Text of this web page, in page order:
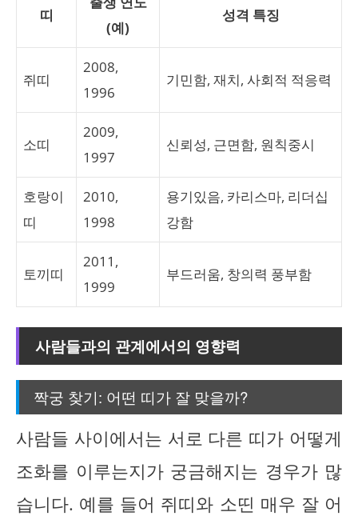
띠
(예)
성격 특징
쥐띠
2008,
1996
기민함, 재치, 사회적 적응력
소띠
2009,
1997
신뢰성, 근면함, 원칙중시
호랑이
띠
2010,
1998
용기있음, 카리스마, 리더십
강함
토끼띠
2011,
1999
부드러움, 창의력 풍부함
사람들과의 관계에서의 영향력
짝궁 찾기: 어떤 띠가 잘 맞을까?
사람들 사이에서는 서로 다른 띠가 어떻게
조화를 이루는지가 궁금해지는 경우가 많
습니다. 예를 들어 쥐띠와 소띤 매우 잘 어